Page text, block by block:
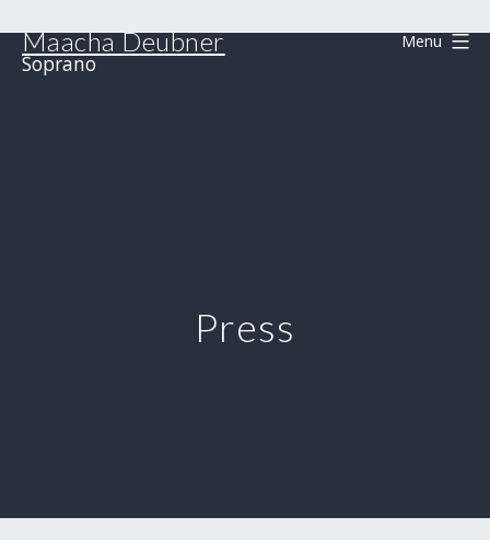
to
content
Maacha Deubner
Soprano
Menu
Press